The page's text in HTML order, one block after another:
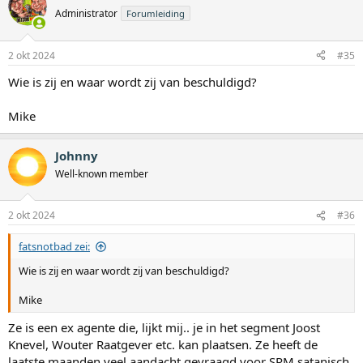
d
e
n
e
:
Administrator Forumleiding
2 okt 2024 #35
Wie is zij en waar wordt zij van beschuldigd?
Mike
Johnny
Well-known member
2 okt 2024 #36
fatsnotbad zei:
Wie is zij en waar wordt zij van beschuldigd?
Mike
Ze is een ex agente die, lijkt mij.. je in het segment Joost
Knevel, Wouter Raatgever etc. kan plaatsen. Ze heeft de